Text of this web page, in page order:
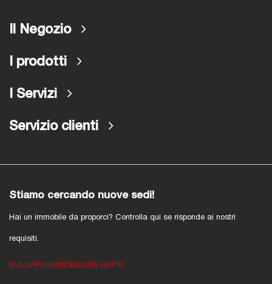
Il Negozio
I prodotti
I Servizi
Servizio clienti
Stiamo cercando nuove sedi!
Hai un immobile da proporci? Controlla qui se risponde ai nostri
requisiti.
SVILUPPO IMMOBILIARE BEP'S